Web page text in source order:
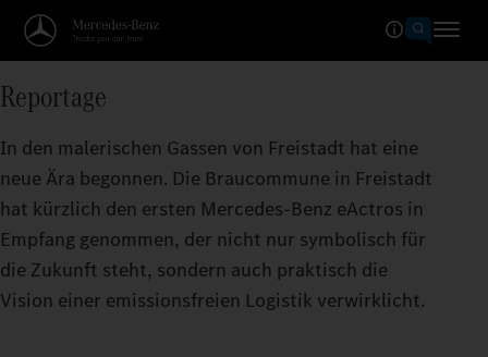
Reportage
In den malerischen Gassen von Freistadt hat eine
neue Ära begonnen. Die Braucommune in Freistadt
hat kürzlich den ersten Mercedes-Benz eActros in
Empfang genommen, der nicht nur symbolisch für
die Zukunft steht, sondern auch praktisch die
Vision einer emissionsfreien Logistik verwirklicht.